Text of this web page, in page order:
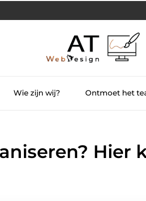
Wie zijn wij? Ontmoet het
Hier